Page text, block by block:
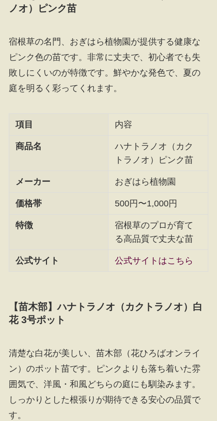
ノオ）ピンク苗
宿根草の名門、おぎはら植物園が提供する健康な
ピンク色の苗です。非常に丈夫で、初心者でも失
敗しにくいのが特徴です。鮮やかな発色で、夏の
庭を明るく彩ってくれます。
項目 内容
商品名
ハナトラノオ（カク
トラノオ）ピンク苗
メーカー おぎはら植物園
価格帯 500円〜1,000円
特徴
宿根草のプロが育て
る高品質で丈夫な苗
公式サイト 公式サイトはこちら
【苗木部】ハナトラノオ（カクトラノオ）白
花 3号ポット
清楚な白花が美しい、苗木部（花ひろばオンライ
ン）のポット苗です。ピンクよりも落ち着いた雰
囲気で、洋風・和風どちらの庭にも馴染みます。
しっかりとした根張りが期待できる安心の品質で
す。